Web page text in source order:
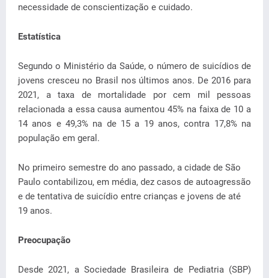
necessidade de conscientização e cuidado.
Estatística
Segundo o Ministério da Saúde, o número de suicídios de
jovens cresceu no Brasil nos últimos anos. De 2016 para
2021, a taxa de mortalidade por cem mil pessoas
relacionada a essa causa aumentou 45% na faixa de 10 a
14 anos e 49,3% na de 15 a 19 anos, contra 17,8% na
população em geral.
No primeiro semestre do ano passado, a cidade de São
Paulo contabilizou, em média, dez casos de autoagressão
e de tentativa de suicídio entre crianças e jovens de até
19 anos.
Preocupação
Desde 2021, a Sociedade Brasileira de Pediatria (SBP)